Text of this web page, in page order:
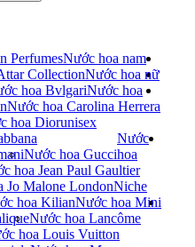
Perfumes
Collection
hoa Bvlgari
Nước hoa Carolina Herrera
hoa Dior
Nước hoa Gucci
hoa Jean Paul Gaultier
Jo Malone London
hoa Kilian
Nước hoa Lancôme
hoa Louis Vuitton
Nước hoa nam
Nước hoa nữ
Nước hoa
unisex
Nước
hoa
Niche
Nước hoa Mini